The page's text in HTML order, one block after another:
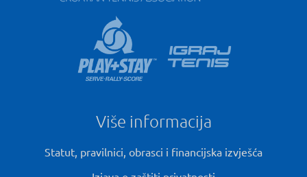
Više informacija
Statut, pravilnici, obrasci i financijska izvješća